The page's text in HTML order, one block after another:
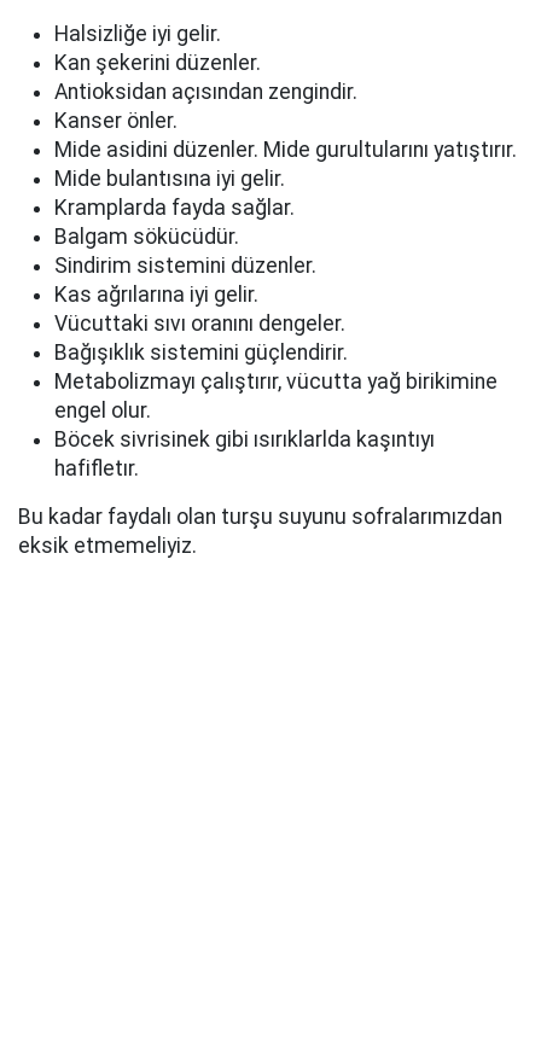
Halsizliğe iyi gelir.
Kan şekerini düzenler.
Antioksidan açısından zengindir.
Kanser önler.
Mide asidini düzenler. Mide gurultularını yatıştırır.
Mide bulantısına iyi gelir.
Kramplarda fayda sağlar.
Balgam sökücüdür.
Sindirim sistemini düzenler.
Kas ağrılarına iyi gelir.
Vücuttaki sıvı oranını dengeler.
Bağışıklık sistemini güçlendirir.
Metabolizmayı çalıştırır, vücutta yağ birikimine
engel olur.
Böcek sivrisinek gibi ısırıklarlda kaşıntıyı
hafifletır.
Bu kadar faydalı olan turşu suyunu sofralarımızdan
eksik etmemeliyiz.